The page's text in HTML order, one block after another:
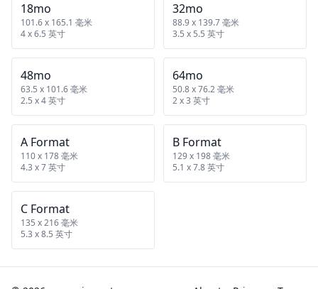
18mo
101.6 x 165.1 毫米
4 x 6.5 英寸
32mo
88.9 x 139.7 毫米
3.5 x 5.5 英寸
48mo
63.5 x 101.6 毫米
2.5 x 4 英寸
64mo
50.8 x 76.2 毫米
2 x 3 英寸
A Format
110 x 178 毫米
4.3 x 7 英寸
B Format
129 x 198 毫米
5.1 x 7.8 英寸
C Format
135 x 216 毫米
5.3 x 8.5 英寸